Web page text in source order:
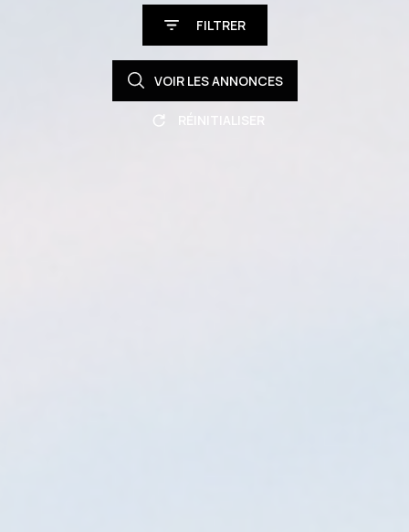
FILTRER
VOIR LESANNONCES
RÉINITIALISER